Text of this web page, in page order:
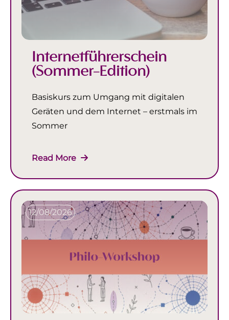
Internetführerschein
(Sommer-Edition)
Basiskurs zum Umgang mit digitalen
Geräten und dem Internet – erstmals im
Sommer
Read More
12/08/2026